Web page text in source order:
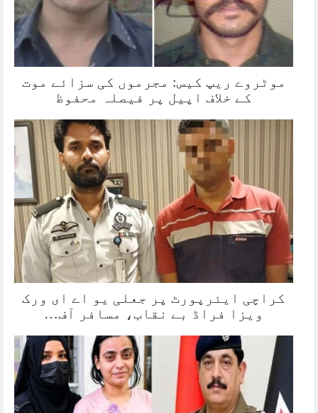
موٹروے ریپ کیس: مجرموں کی سزائے موت
کے خلاف اپیل پر فیصلہ محفوظ
کراچی ایئرپورٹ پر جعلی یو اے ای ورک
ویزا فراڈ بے نقاب، مسافر آف…